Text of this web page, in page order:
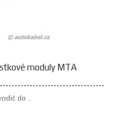
moduly MTA
do ..